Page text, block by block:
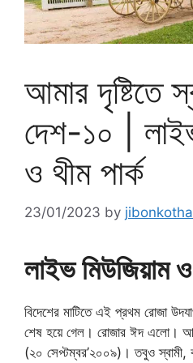
আমার দৃষ্টিতে
দেশ-১০ |
ও থীম পার্ক
23/01/2023 by jibonkotha
লাইভ মিউজিয়াম ও
বিদেশের মাটিতে এই প্রথম রোজা
শেষ হয়ে গেল। রোজার ঈদ এলো।
(২০ সেপ্টম্বর’২০০৯)। তবুও স্বামী,